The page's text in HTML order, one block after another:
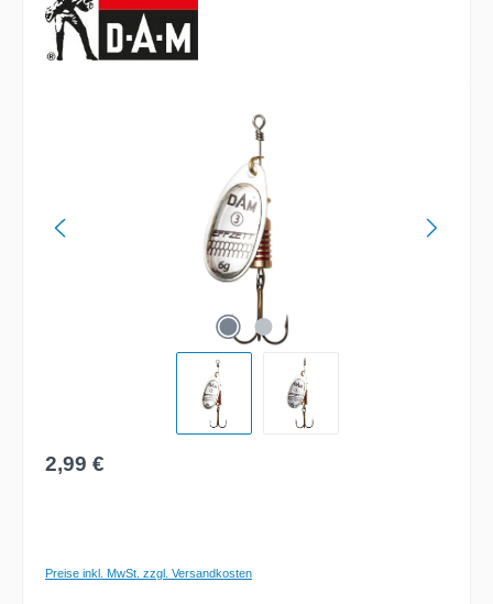
Regulärer Preis:
2,99 €
Preise inkl. MwSt. zzgl. Versandkosten